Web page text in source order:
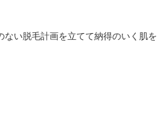
い脱毛計画を立てて納得のいく肌を